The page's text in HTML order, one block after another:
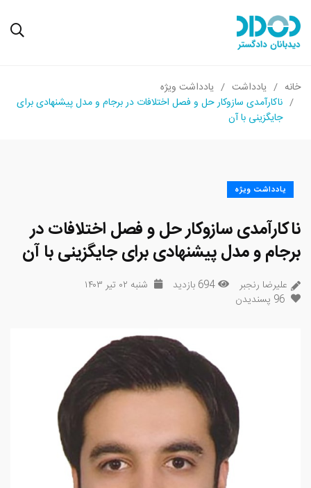
خانه یادداشت
یادداشت ویژه
ناکارآمدی سازوکار حل و فصل اختلافات در برجام و مدل پیشنهادی برای
جایگزینی با آن
یادداشت ویژه
ناکارآمدی سازوکار حل و فصل اختلافات در
برجام و مدل پیشنهادی برای جایگزینی با آن
علیرضا رنجبر 694 بازدید
شنبه ۰۲ تیر ۱۴۰۳
96 پسندیدن